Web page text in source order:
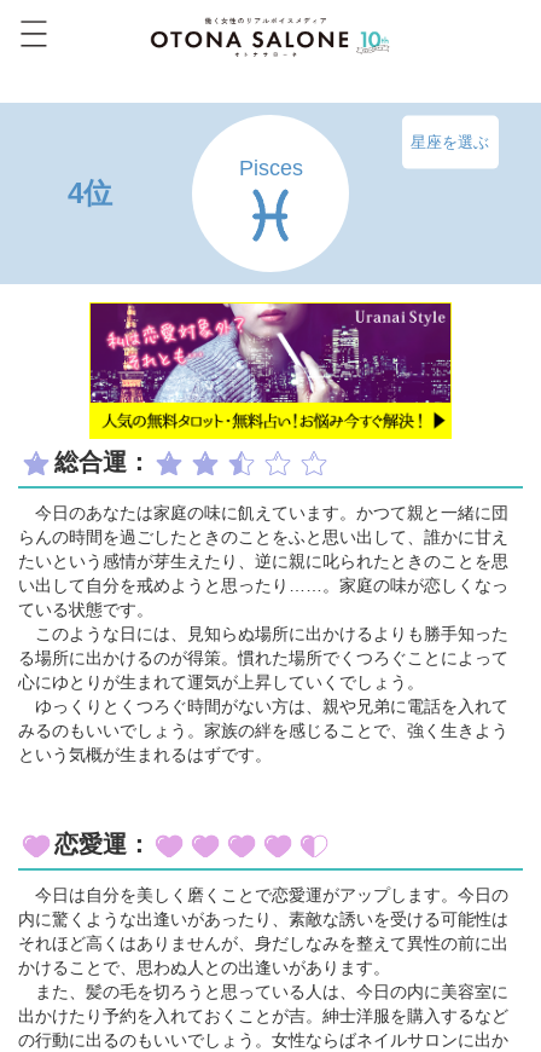
4位
Pisces
星座を選ぶ
総合運：
今日のあなたは家庭の味に飢えています。かつて親と一緒に団
らんの時間を過ごしたときのことをふと思い出して、誰かに甘え
たいという感情が芽生えたり、逆に親に叱られたときのことを思
い出して自分を戒めようと思ったり……。家庭の味が恋しくなっ
ている状態です。
このような日には、見知らぬ場所に出かけるよりも勝手知った
る場所に出かけるのが得策。慣れた場所でくつろぐことによって
心にゆとりが生まれて運気が上昇していくでしょう。
ゆっくりとくつろぐ時間がない方は、親や兄弟に電話を入れて
みるのもいいでしょう。家族の絆を感じることで、強く生きよう
という気概が生まれるはずです。
恋愛運：
今日は自分を美しく磨くことで恋愛運がアップします。今日の
内に驚くような出逢いがあったり、素敵な誘いを受ける可能性は
それほど高くはありませんが、身だしなみを整えて異性の前に出
かけることで、思わぬ人との出逢いがあります。
また、髪の毛を切ろうと思っている人は、今日の内に美容室に
出かけたり予約を入れておくことが吉。紳士洋服を購入するなど
の行動に出るのもいいでしょう。女性ならばネイルサロンに出か